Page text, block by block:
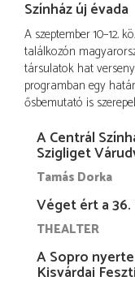
Színház új évada
A szeptember 10–12.
találkozón
társulatok hat
programban egy
ősbemutató is
A Centrál
Szigliget
Tamás Dorka
Véget ért a
THEALTER
A Sopro
Kisvárdai